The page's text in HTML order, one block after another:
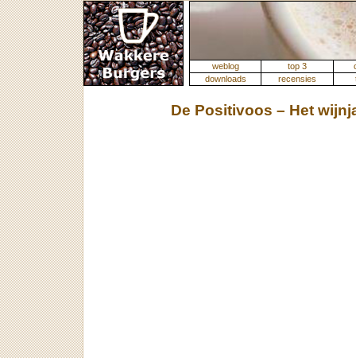
weblog top 3
downloads
recensies
De Positivoos – Het